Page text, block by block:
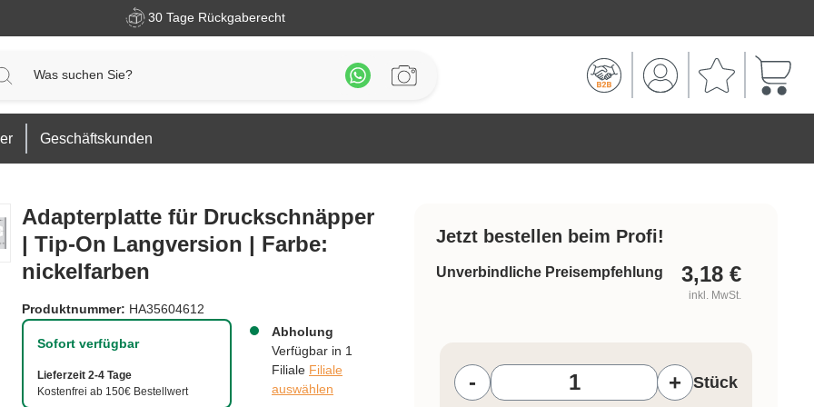
30 Tage Rückgaberecht
Geschäftskunden
Adapterplatte für Druckschnäpper
| Tip-On Langversion | Farbe:
nickelfarben
Produktnummer: HA35604612
Sofort verfügbar
Lieferzeit 2-4 Tage
Kostenfrei ab 150€ Bestellwert
Abholung
Verfügbar in 1
Filiale Filiale
auswählen
Jetzt bestellen beim Profi!
Unverbindliche Preisempfehlung 3,18 €
inkl. MwSt.
-
+ Stück